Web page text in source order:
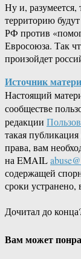
Ну и, разумеется,
территорию
РФ против
Евросоюза. Так
произойдет
Источник
Настоящий
сообществе
редакции
такая
права, вам
на EMAIL
содержащей
сроки
Дочитал до
Вам может